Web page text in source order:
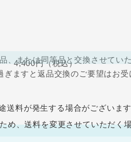
をお願い致します。ご入金確認
4,400円（税込）
料が発生する場合がございます
め、送料を変更させていただく
る場合を除き、原則として返品
または同等品と交換させていた
ますと返品交換のご要望はお受